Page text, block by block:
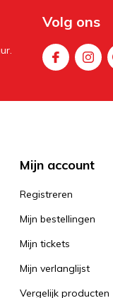
Volg ons
Mijn account
Registreren
Mijn bestellingen
Mijn tickets
Mijn verlanglijst
Vergelijk producten